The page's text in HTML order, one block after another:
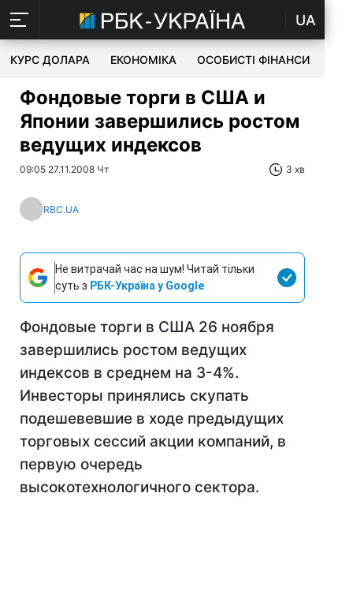
UA
КУРС ДОЛАРА ЕКОНОМІКА ОСОБИСТІ ФІНАНСИ
Фондовые торги в США и
Японии завершились ростом
ведущих индексов
09:05 27.11.2008 Чт 3 хв
RBC.UA
Не витрачай час на шум! Читай тільки
суть з РБК-Україна у Google
Фондовые торги в США 26 ноября
завершились ростом ведущих
индексов в среднем на 3-4%.
Инвесторы принялись скупать
подешевевшие в ходе предыдущих
торговых сессий акции компаний, в
первую очередь
высокотехнологичного сектора.